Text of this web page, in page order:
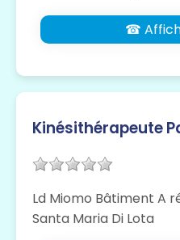
☎
Kinésithérapeute
Ld Miomo Bâtiment A
Santa Maria Di Lota